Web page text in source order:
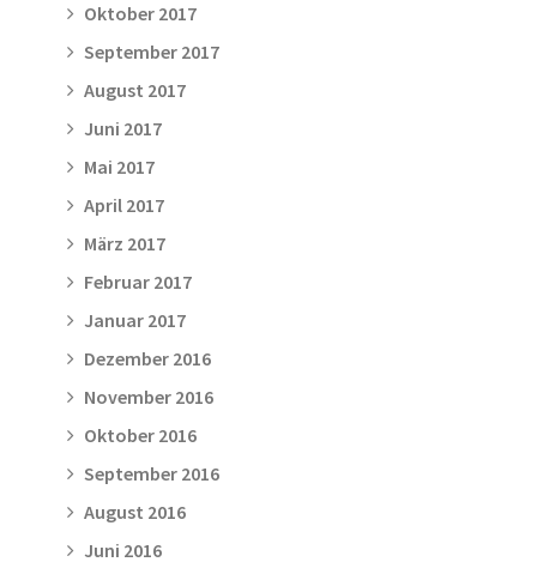
Oktober 2017
September 2017
August 2017
Juni 2017
Mai 2017
April 2017
März 2017
Februar 2017
Januar 2017
Dezember 2016
November 2016
Oktober 2016
September 2016
August 2016
Juni 2016